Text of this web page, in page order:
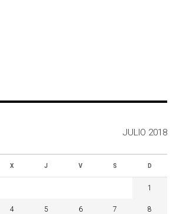
JULIO 2018
X J V S D
1
4 5 6 7 8